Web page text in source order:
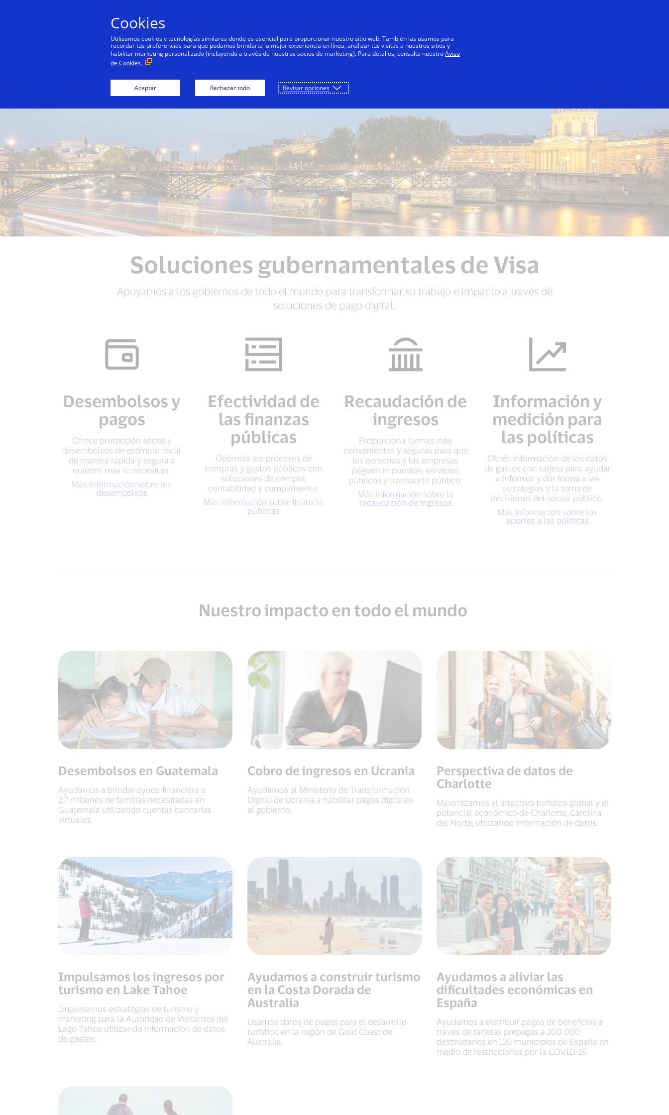
Personas Negocios Innovadores Todos
Soluciones gubernamentales de Visa
Apoyamos a los gobiernos de todo el mundo para transformar su trabajo e impacto a través de
soluciones de pago digital.
Desembolsos y
pagos
Ofrece protección social y
desembolsos de estímulo fiscal
de manera rápida y segura a
quienes más lo necesitan.
Más información sobre los
desembolsos
Efectividad de
las finanzas
públicas
Optimiza los procesos de
compras y gastos públicos con
soluciones de compra,
contabilidad y cumplimiento.
Más información sobre finanzas
públicas
Recaudación de
ingresos
Proporciona formas más
convenientes y seguras para que
las personas y las empresas
paguen impuestos, servicios
públicos y transporte público.
Más información sobre la
recaudación de ingresos
Información y
medición para
las políticas
Obtén información de los datos
de gastos con tarjeta para ayudar
a informar y dar forma a las
estrategias y la toma de
decisiones del sector público.
Más información sobre los
aportes a las políticas
Nuestro impacto en todo el mundo
Desembolsos en Guatemala
Ayudamos a brindar ayuda financiera a
2,7 millones de familias necesitadas en
Guatemala utilizando cuentas bancarias
virtuales.
Cobro de ingresos en Ucrania
Ayudamos al Ministerio de Transformación
Digital de Ucrania a habilitar pagos digitales
al gobierno.
Perspectiva de datos de
Charlotte
Maximizamos el atractivo turístico global y el
potencial económico de Charlotte, Carolina
del Norte, utilizando información de datos.
Impulsamos los ingresos por
turismo en Lake Tahoe
Impulsamos estrategias de turismo y
marketing para la Autoridad de Visitantes del
Lago Tahoe utilizando información de datos
de gastos.
Ayudamos a construir turismo
en la Costa Dorada de
Australia
Usamos datos de pagos para el desarrollo
turístico en la región de Gold Coast de
Australia.
Ayudamos a aliviar las
dificultades económicas en
España
Ayudamos a distribuir pagos de beneficios a
través de tarjetas prepagas a 200 000
destinatarios en 120 municipios de España en
medio de restricciones por la COVID-19.
Cookies
Utilizamos cookies y tecnologías similares donde es esencial para proporcionar nuestro sitio web. También las usamos para
recordar tus preferencias para que podamos brindarte la mejor experiencia en línea, analizar tus visitas a nuestros sitios y
habilitar marketing personalizado (incluyendo a través de nuestros socios de marketing). Para detalles, consulta nuestroAviso
de Cookies.
Aceptar Rechazar todo Revisar opciones